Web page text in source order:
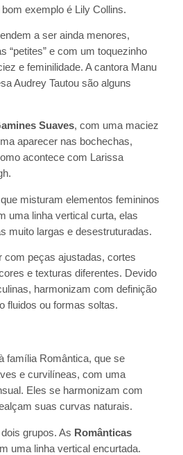
exemplo é Lily Collins.
a ser ainda menores,
“petites” e com um toquezinho
e feminilidade. A cantora Manu
Audrey Tautou são alguns
Suaves, com uma maciez
aparecer nas bochechas,
acontece com Larissa
misturam elementos femininos
uma linha vertical curta, elas
muito largas e desestruturadas.
com peças ajustadas, cortes
e texturas diferentes. Devido
harmonizam com definição
fluidos ou formas soltas.
família Romântica, que se
e curvilíneas, com uma
Eles se harmonizam com
suas curvas naturais.
grupos. As Românticas
uma linha vertical encurtada.